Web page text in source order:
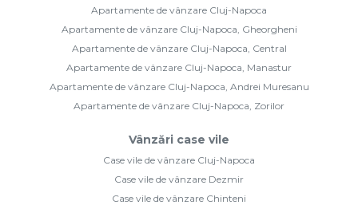
Apartamente de vânzare Cluj-Napoca
Apartamente de vânzare Cluj-Napoca, Gheorgheni
Apartamente de vânzare Cluj-Napoca, Central
Apartamente de vânzare Cluj-Napoca, Manastur
Apartamente de vânzare Cluj-Napoca, Andrei Muresanu
Apartamente de vânzare Cluj-Napoca, Zorilor
Vânzări case vile
Case vile de vânzare Cluj-Napoca
Case vile de vânzare Dezmir
Case vile de vânzare Chinteni